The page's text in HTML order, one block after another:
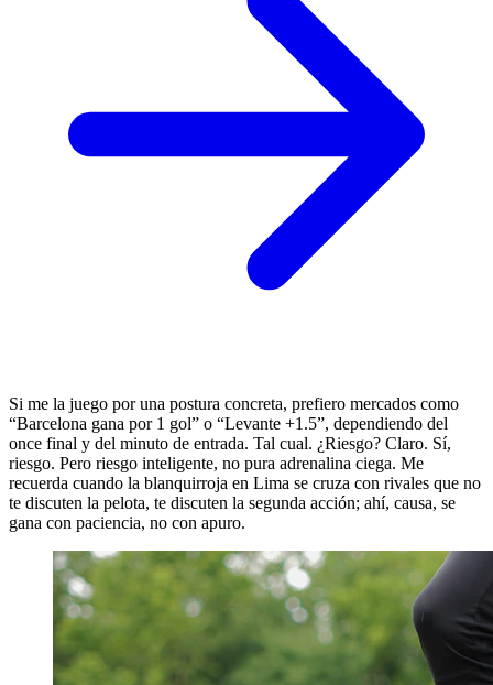
Si me la juego por una postura concreta, prefiero mercados como
“Barcelona gana por 1 gol” o “Levante +1.5”, dependiendo del
once final y del minuto de entrada. Tal cual. ¿Riesgo? Claro. Sí,
riesgo. Pero riesgo inteligente, no pura adrenalina ciega. Me
recuerda cuando la blanquirroja en Lima se cruza con rivales que no
te discuten la pelota, te discuten la segunda acción; ahí, causa, se
gana con paciencia, no con apuro.